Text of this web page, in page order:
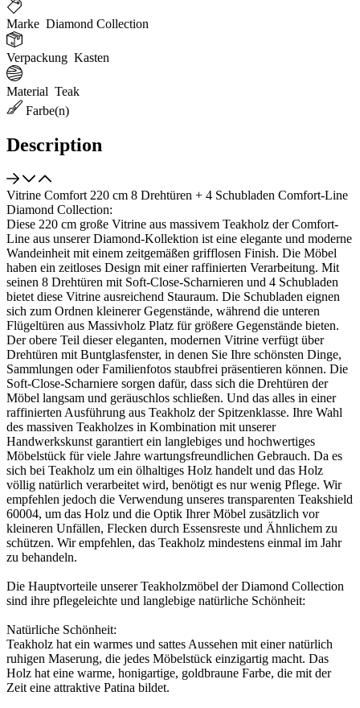
Marke Diamond Collection
Verpackung Kasten
Material Teak
Farbe(n)
Description
Vitrine Comfort 220 cm 8 Drehtüren + 4 Schubladen Comfort-Line
Diamond Collection:
Diese 220 cm große Vitrine aus massivem Teakholz der Comfort-
Line aus unserer Diamond-Kollektion ist eine elegante und moderne
Wandeinheit mit einem zeitgemäßen grifflosen Finish. Die Möbel
haben ein zeitloses Design mit einer raffinierten Verarbeitung. Mit
seinen 8 Drehtüren mit Soft-Close-Scharnieren und 4 Schubladen
bietet diese Vitrine ausreichend Stauraum. Die Schubladen eignen
sich zum Ordnen kleinerer Gegenstände, während die unteren
Flügeltüren aus Massivholz Platz für größere Gegenstände bieten.
Der obere Teil dieser eleganten, modernen Vitrine verfügt über
Drehtüren mit Buntglasfenster, in denen Sie Ihre schönsten Dinge,
Sammlungen oder Familienfotos staubfrei präsentieren können. Die
Soft-Close-Scharniere sorgen dafür, dass sich die Drehtüren der
Möbel langsam und geräuschlos schließen. Und das alles in einer
raffinierten Ausführung aus Teakholz der Spitzenklasse. Ihre Wahl
des massiven Teakholzes in Kombination mit unserer
Handwerkskunst garantiert ein langlebiges und hochwertiges
Möbelstück für viele Jahre wartungsfreundlichen Gebrauch. Da es
sich bei Teakholz um ein ölhaltiges Holz handelt und das Holz
völlig natürlich verarbeitet wird, benötigt es nur wenig Pflege. Wir
empfehlen jedoch die Verwendung unseres transparenten Teakshield
60004, um das Holz und die Optik Ihrer Möbel zusätzlich vor
kleineren Unfällen, Flecken durch Essensreste und Ähnlichem zu
schützen. Wir empfehlen, das Teakholz mindestens einmal im Jahr
zu behandeln.
Die Hauptvorteile unserer Teakholzmöbel der Diamond Collection
sind ihre pflegeleichte und langlebige natürliche Schönheit:
Natürliche Schönheit:
Teakholz hat ein warmes und sattes Aussehen mit einer natürlich
ruhigen Maserung, die jedes Möbelstück einzigartig macht. Das
Holz hat eine warme, honigartige, goldbraune Farbe, die mit der
Zeit eine attraktive Patina bildet.